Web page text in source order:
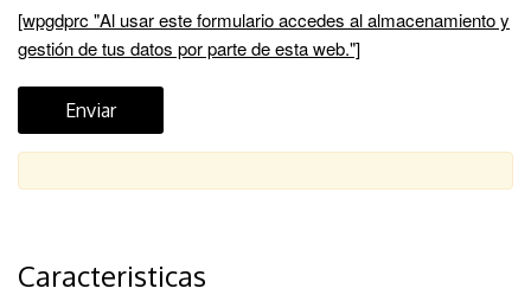
[wpgdprc "Al usar este formulario accedes al almacenamiento y
gestión de tus datos por parte de esta web."]
Caracteristicas